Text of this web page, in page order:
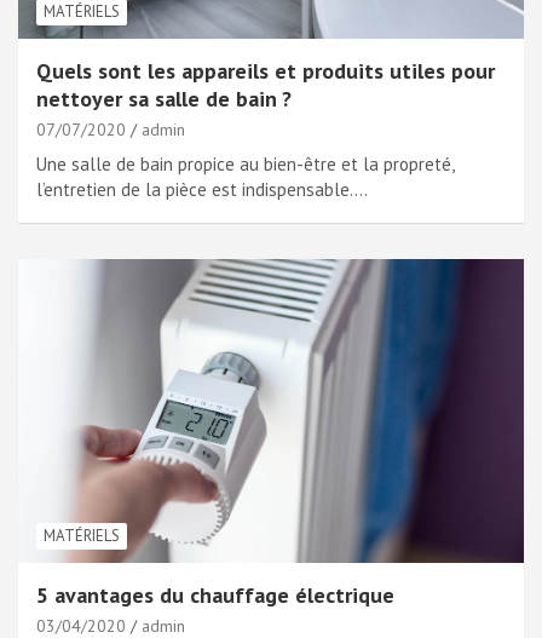
MATÉRIELS
Quels sont les appareils et produits utiles pour
nettoyer sa salle de bain ?
07/07/2020 admin
Une salle de bain propice au bien-être et la propreté,
l’entretien de la pièce est indispensable.…
MATÉRIELS
5 avantages du chauffage électrique
03/04/2020 admin